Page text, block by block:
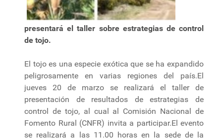
presentará el taller sobre estrategias de control
de tojo.
El tojo es una especie exótica que se ha expandido
peligrosamente en varias regiones del país.El
jueves 20 de marzo se realizará el taller de
presentación de resultados de estrategias de
control de tojo, al cual al Comisión Nacional de
Fomento Rural (CNFR) invita a participar.El evento
se realizará a las 11.00 horas en la sede de la